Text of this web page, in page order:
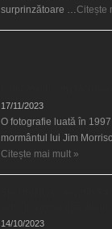
surprinzătoare …Citește
17/11/2023
O fotografie luată în
mormântul lui Jim
Citește mai mult »
14/10/2023